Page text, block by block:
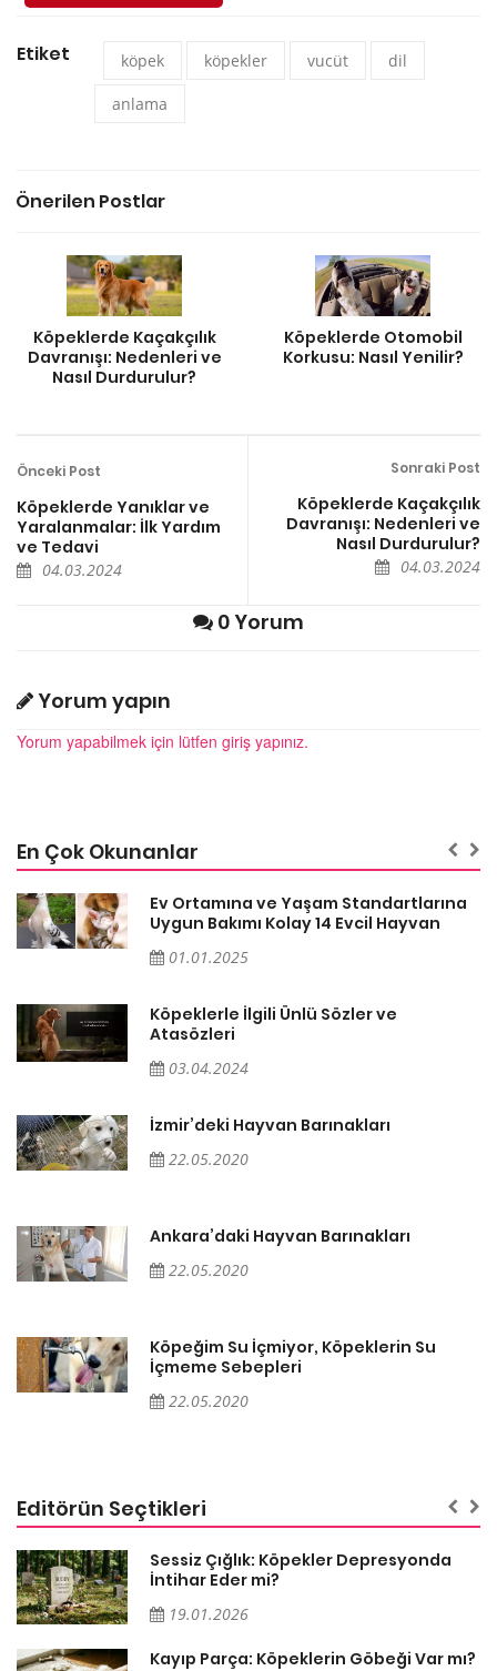
Etiket köpek köpekler vucüt dil
anlama
Önerilen Postlar
Köpeklerde Kaçakçılık
Davranışı: Nedenleri ve
Nasıl Durdurulur?
Köpeklerde Otomobil
Korkusu: Nasıl Yenilir?
Önceki Post
Köpeklerde Yanıklar ve
Yaralanmalar: İlk Yardım
ve Tedavi
04.03.2024
Sonraki Post
Köpeklerde Kaçakçılık
Davranışı: Nedenleri ve
Nasıl Durdurulur?
04.03.2024
0 Yorum
Yorum yapın
Yorum yapabilmek için lütfen giriş yapınız.
En Çok Okunanlar
Ev Ortamına ve Yaşam Standartlarına
Uygun Bakımı Kolay 14 Evcil Hayvan
01.01.2025
Köpeklerle İlgili Ünlü Sözler ve
Atasözleri
03.04.2024
İzmir’deki Hayvan Barınakları
22.05.2020
Ankara’daki Hayvan Barınakları
22.05.2020
Köpeğim Su İçmiyor, Köpeklerin Su
İçmeme Sebepleri
22.05.2020
Editörün Seçtikleri
Sessiz Çığlık: Köpekler Depresyonda
İntihar Eder mi?
19.01.2026
Kayıp Parça: Köpeklerin Göbeği Var mı?